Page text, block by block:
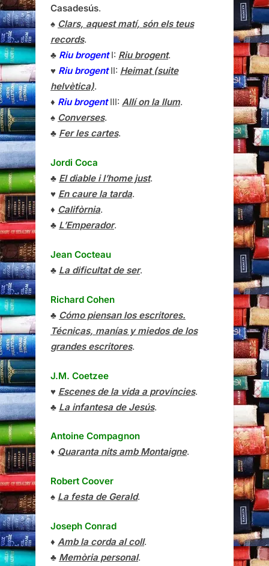
Casadesús.
♠ Clars, aquest matí, són els teus
records.
♣ Riu brogentI: Riu brogent.
♥ Riu brogentII: Heimat (suite
helvètica).
♦ Riu brogentIII: Allí on la llum.
♠ Converses.
♣ Fer les cartes.
Jordi Coca
♣ El diable i l’home just.
♥ En caure la tarda.
♦ Califòrnia.
♣ L’Emperador.
Jean Cocteau
♣ La dificultat de ser.
Richard Cohen
♣ Cómo piensan los escritores.
Técnicas, manías y miedos de los
grandes escritores.
J.M. Coetzee
♥ Escenes de la vida a províncies.
♣ La infantesa de Jesús.
Antoine Compagnon
♦ Quaranta nits amb Montaigne.
Robert Coover
♠ La festa de Gerald.
Joseph Conrad
♦ Amb la corda al coll.
♣ Memòria personal.